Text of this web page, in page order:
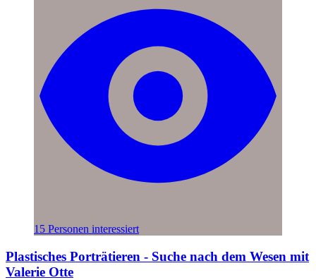
15 Personen interessiert
Plastisches Porträtieren - Suche nach dem Wesen mit
Valerie Otte